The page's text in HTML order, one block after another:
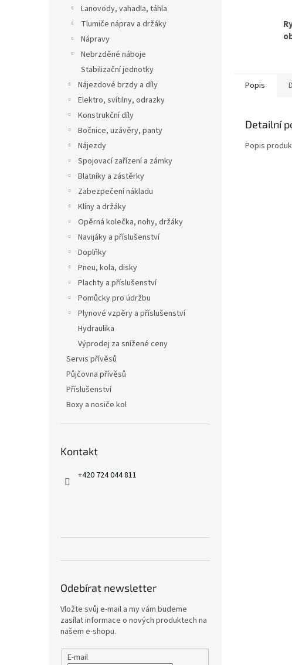
Lanovody, vahadla, táhla
Tlumiče náprav a držáky
Nápravy
Nebrzděné náboje
Stabilizační jednotky
Nájezdové brzdy a díly
Elektro, svítilny, odrazky
Konstrukční díly
Bočnice, uzávěry, panty
Nájezdy
Spojovací zařízení a zámky
Blatníky a zástěrky
Zabezpečení nákladu
Klíny a držáky
Opěrná kolečka, nohy, držáky
Navijáky a příslušenství
Doplňky
Pneu, kola, disky
Plachty a příslušenství
Pomůcky pro údržbu
Plynové vzpěry a příslušenství
Hydraulika
Výprodej za snížené ceny
Servis přívěsů
Půjčovna přívěsů
Příslušenství
Boxy a nosiče kol
Kontakt
+420 724 044 811
Odebírat newsletter
Vložte svůj e-mail a my vám budeme
zasílat informace o nových produktech na
našem e-shopu.
E-mail
Popis
Detailní
Popis